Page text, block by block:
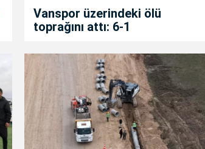
Vanspor üzerindeki ölü
toprağını attı: 6-1